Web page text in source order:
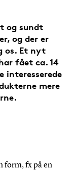
og sundt
og der er
os. Et nyt
fået ca. 14
interesserede
mere
form, fx på en